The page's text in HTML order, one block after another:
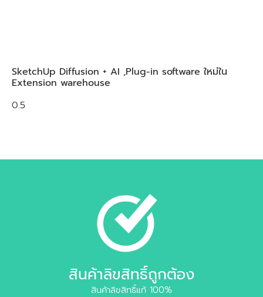
SketchUp Diffusion + AI ,Plug-in software ใหม่ใน
Extension warehouse
สินค้าลิขสิทธิ์ถูกต้อง
สินค้าลิขสิทธิ์แท้ 100%